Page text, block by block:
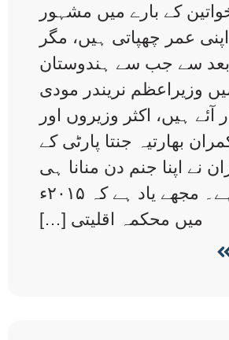
کے بارے میں مشہور
عمر چھپاتی ہیں، مگر
کے بعد سے جب سے ہندوستان
وزیراعظم نریندر مودی
آئے ہیں، اکثر وزیروں اور
بھارتیہ جنتا پارٹی کے
نے اپنا جنم دن منانا ہی
چھوڑ دیا ہے۔ مجھے یاد ہے کہ ۲۰۱۵ء
میں محکمہ اقلیتی […]